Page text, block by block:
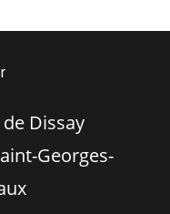
Dissay
Georges-